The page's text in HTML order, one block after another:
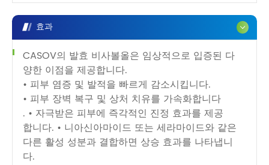
효과
CASOV의 발효 비사볼올은 임상적으로 입증된 다
양한 이점을 제공합니다.
• 피부 염증 및 발적을 빠르게 감소시킵니다.
• 피부 장벽 복구 및 상처 치유를 가속화합니다
. • 자극받은 피부에 즉각적인 진정 효과를 제공
합니다. • 니아신아마이드 또는 세라마이드와 같은
다른 활성 성분과 결합하면 상승 효과를 나타냅니
다.